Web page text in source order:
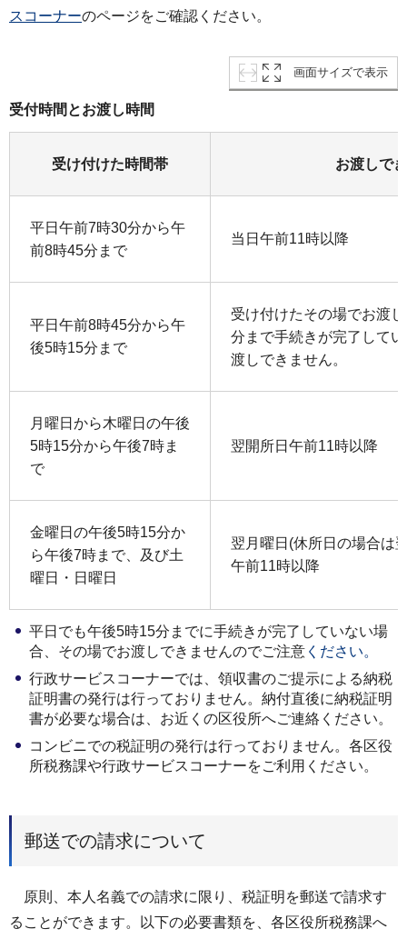
スコーナーのページをご確認ください。
画面サイズで表示
受付時間とお渡し時間
受け付けた時間帯 お渡しで
平日午前7時30分から午
前8時45分まで
当日午前11時以降
平日午前8時45分から午
後5時15分まで
受け付けたその場でお渡
分まで手続きが完了して
渡しできません。
月曜日から木曜日の午後
5時15分から午後7時ま
で
翌開所日午前11時以降
金曜日の午後5時15分か
ら午後7時まで、及び土
曜日・日曜日
翌月曜日(休所日の場合は
午前11時以降
平日でも午後5時15分までに手続きが完了していない場
合、その場でお渡しできませんのでご注意 ください。
行政サービスコーナーでは、領収書のご提示による納税
証明書の発行は行っておりません。納付直後に納税証明
書が必要な場合は、お近くの区役所へご連絡ください。
コンビニでの税証明の発行は行っておりません。各区役
所税務課や行政サービスコーナーをご利用ください。
郵送での請求について
原則、本人名義での請求に限り、税証明を郵送で請求す
ることができます。以下の必要書類を、各区役所税務課へ